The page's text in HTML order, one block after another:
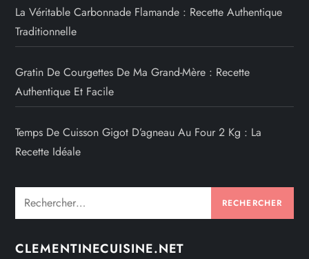
La Véritable Carbonnade Flamande : Recette Authentique
Traditionnelle
Gratin De Courgettes De Ma Grand-Mère : Recette
Authentique Et Facile
Temps De Cuisson Gigot D’agneau Au Four 2 Kg : La
Recette Idéale
Rechercher :
CLEMENTINECUISINE.NET